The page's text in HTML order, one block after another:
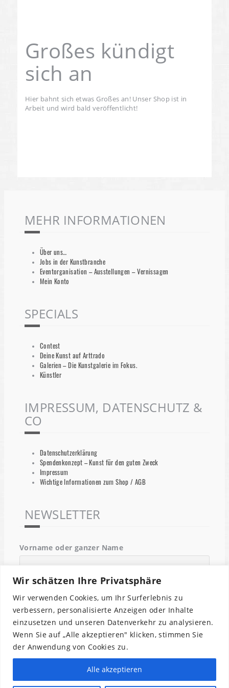
Wir schätzen Ihre Privatsphäre
Wir verwenden Cookies, um Ihr Surferlebnis zu
verbessern, personalisierte Anzeigen oder Inhalte
einzusetzen und unseren Datenverkehr zu analysieren.
Wenn Sie auf „Alle akzeptieren" klicken, stimmen Sie
der Anwendung von Cookies zu.
Alle akzeptieren
Großes kündigt
sich an
Hier bahnt sich etwas Großes an! Unser Shop ist in
Arbeit und wird bald veröffentlicht!
MEHR INFORMATIONEN
Über uns…
Jobs in der Kunstbranche
Eventorganisation – Ausstellungen – Vernissagen
Mein Konto
SPECIALS
Contest
Deine Kunst auf Arttrado
Galerien – Die Kunstgalerie im Fokus.
Künstler
IMPRESSUM, DATENSCHUTZ &
CO
Datenschutzerklärung
Spendenkonzept – Kunst für den guten Zweck
Impressum
Wichtige Informationen zum Shop / AGB
NEWSLETTER
Vorname oder ganzer Name
Email
Indem Du fortfährst, akzeptierst Du unsere
Datenschutzerklärung.